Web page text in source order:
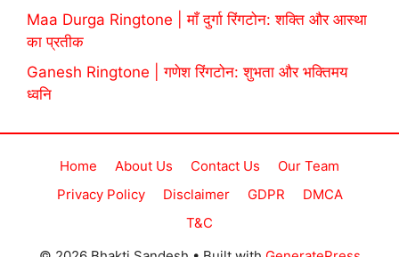
Maa Durga Ringtone | माँ दुर्गा रिंगटोन: शक्ति और आस्था
का प्रतीक
Ganesh Ringtone | गणेश रिंगटोन: शुभता और भक्तिमय
ध्वनि
Home About Us Contact Us
Our Team
Privacy Policy
Disclaimer GDPR
DMCA
T&C